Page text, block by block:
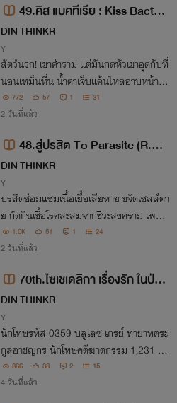
49.คิส แบคทีเรีย : Kiss Bacteri
a (R.R.A.9 : The Ninth Red Risk
Area.)
DIN THINKR
Y
สัตว์นรก! เขาคำราม แต่มันกดหัวเขาอุดกับที่
นอนเหม็นหื่น น้ำตาเจ็บแค้นไหลอาบหน้า เข
าจำความเจ็บแสบที่โดนทะลวงได้ดี มันฉีกขา
ดทันที ทรมานทุกการเสียบกระชาก เลือดผส
จ!
772 57 1 31
2 วันที่แล้ว
48.สู่ปรสิต To Parasite (R.R.
A.9 : The Ninth Red Risk Area.)
DIN THINKR
Y
ปรสิตซ่อมแซมเนื้อเยื้อเสียหาย ขจัดเซลล์ตา
ย กัดกินเชื้อโรคสะสมจากชีวะสงคราม เพราะ
มันเป็นไปไม่ได้ที่ผู้พันสวะพังยับแล้วคนอื่นจ
ะรอดปลอดภัย ร่างกายแม่พันธุ์ไม่ใช่จักรกล
1.0K 51 1 24
2 วันที่แล้ว
70th.ไซเชเดลิกา เรื่องรัก ในป่าลึ
ก Mysterious in the deep forest
(Psychy)
DIN THINKR
Y
นักโทษรหัส 0359 บลูเลซ เกรย์ ทายาทตระ
กูลอาชญกร นักโทษคดีฆาตกรรม 1,231 ศ
พ ซึ่งนับเฉพาะศพที่ได้รับการค้นพบ เขาเชื่อ
ว่าตัวเองสามารถสัมผัสถึงวิญญาณได้ และวิ
866 38 2 15
4 วันที่แล้ว